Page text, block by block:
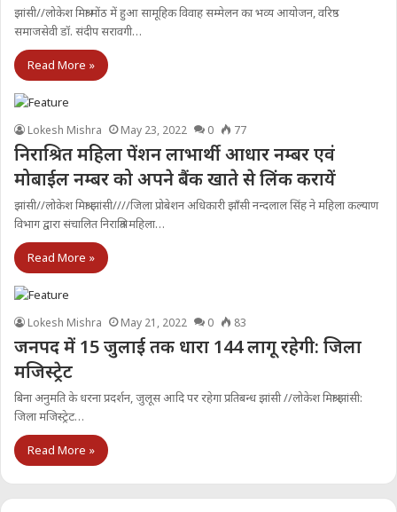
झांसी//लोकेश मिश्रा मोंठ में हुआ सामूहिक विवाह सम्मेलन का भव्य आयोजन, वरिष्ठ
समाजसेवी डॉ. संदीप सरावगी…
Read More »
Lokesh Mishra May 23, 2022 0 77
निराश्रित महिला पेंशन लाभार्थी आधार नम्बर एवं
मोबाईल नम्बर को अपने बैंक खाते से लिंक करायें
झांसी//लोकेश मिश्रा झांसी////जिला प्रोबेशन अधिकारी झाँसी नन्दलाल सिंह ने महिला कल्याण
विभाग द्वारा संचालित निराश्रित महिला…
Read More »
Lokesh Mishra May 21, 2022 0 83
जनपद में 15 जुलाई तक धारा 144 लागू रहेगी: जिला
मजिस्ट्रेट
बिना अनुमति के धरना प्रदर्शन, जुलूस आदि पर रहेगा प्रतिबन्ध झांसी //लोकेश मिश्रा झांसी:
जिला मजिस्ट्रेट…
Read More »